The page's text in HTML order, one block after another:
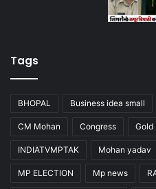
Tags
BHOPAL Business idea small
CM Mohan Congress Gold
INDIATVMPTAK Mohan yadav
MP ELECTION Mp news